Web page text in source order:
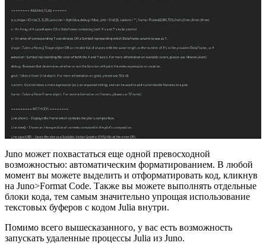
Juno может похвастаться еще одной превосходной
возможностью: автоматическим форматированием. В любой
момент вы можете выделить и отформатировать код, кликнув
на Juno>Format Code. Также вы можете выполнять отдельные
блоки кода, тем самым значительно упрощая использование
текстовых буферов с кодом Julia внутри.
Помимо всего вышесказанного, у вас есть возможность
запускать удаленные процессы Julia из Juno.